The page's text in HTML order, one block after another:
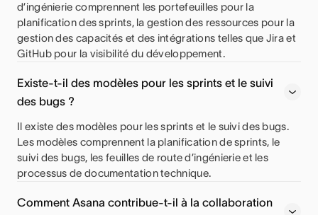
d’ingénierie comprennent les portefeuilles pour la
planification des sprints, la gestion des ressources pour la
gestion des capacités et des intégrations telles que Jira et
GitHub pour la visibilité du développement.
Existe-t-il des modèles pour les sprints et le suivi
des bugs ?
Il existe des modèles pour les sprints et le suivi des bugs.
Les modèles comprennent la planification de sprints, le
suivi des bugs, les feuilles de route d’ingénierie et les
processus de documentation technique.
Comment Asana contribue-t-il à la collaboration